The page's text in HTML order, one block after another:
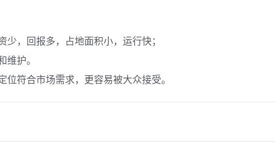
，回报多，占地面积小，运行快；
维护。
符合市场需求，更容易被大众接受。